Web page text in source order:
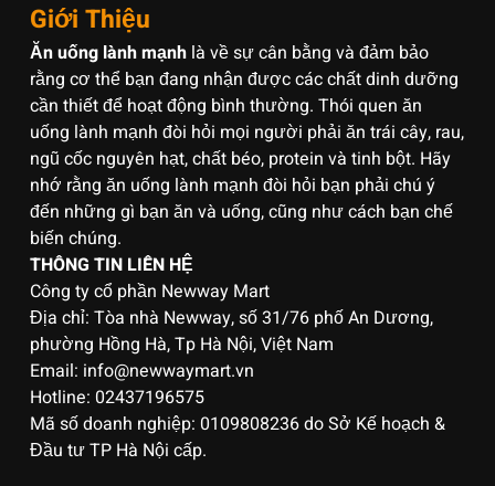
Giới Thiệu
Ăn uống lành mạnh là về sự cân bằng và đảm bảo
rằng cơ thể bạn đang nhận được các chất dinh dưỡng
cần thiết để hoạt động bình thường. Thói quen ăn
uống lành mạnh đòi hỏi mọi người phải ăn trái cây, rau,
ngũ cốc nguyên hạt, chất béo, protein và tinh bột. Hãy
nhớ rằng ăn uống lành mạnh đòi hỏi bạn phải chú ý
đến những gì bạn ăn và uống, cũng như cách bạn chế
biến chúng.
THÔNG TIN LIÊN HỆ
Công ty cổ phần Newway Mart
Địa chỉ: Tòa nhà Newway, số 31/76 phố An Dương,
phường Hồng Hà, Tp Hà Nội, Việt Nam
Email: info@newwaymart.vn
Hotline: 02437196575
Mã số doanh nghiệp: 0109808236 do Sở Kế hoạch &
Đầu tư TP Hà Nội cấp.